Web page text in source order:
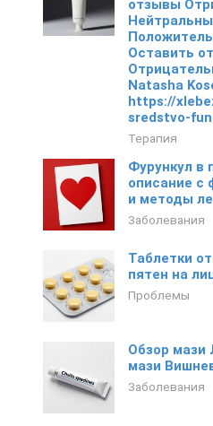
отзывы
Оставить
Natasha
https://
sredstvo-
Терапия
Фурункул в
описание с
и методы
Заболевания
Таблетки
пятен на
Проблемы
Обзор мази
мази
Заболевания